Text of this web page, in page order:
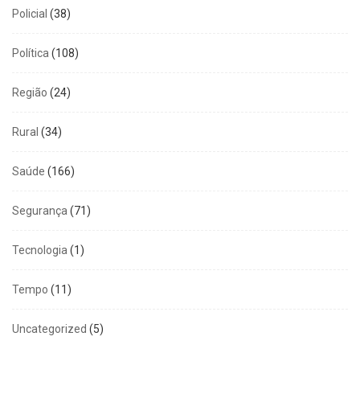
Policial (38)
Política (108)
Região (24)
Rural (34)
Saúde (166)
Segurança (71)
Tecnologia (1)
Tempo (11)
Uncategorized (5)